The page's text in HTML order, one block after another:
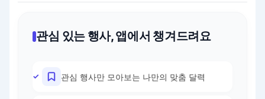
관심 있는 행사, 앱에서 챙겨드려요
관심 행사만 모아보는 나만의 맞춤 달력